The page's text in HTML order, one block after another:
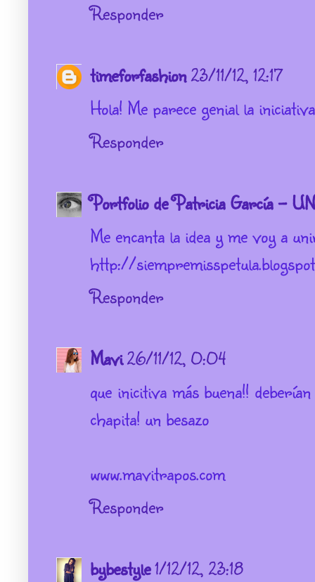
Responder
timeforfashion23/11/12, 12:17
Hola! Me parece genial la
Responder
Portfolio de Patricia García -
Me encanta la idea y me voy a
http://
Responder
Mavi26/11/12, 0:04
que inicitiva más buena!!
chapita! un besazo
www.mavitrapos.com
Responder
bybestyle1/12/12, 23:18